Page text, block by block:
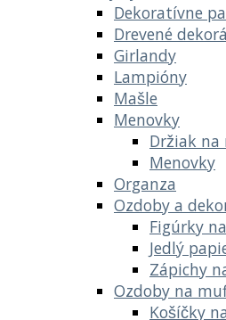
Dekoratívne
Drevené
Girlandy
Lampióny
Mašle
Menovky
Držiak na
Menovky
Organza
Ozdoby a
Figúrky
Jedlý
Zápichy
Ozdoby na
Košíčky